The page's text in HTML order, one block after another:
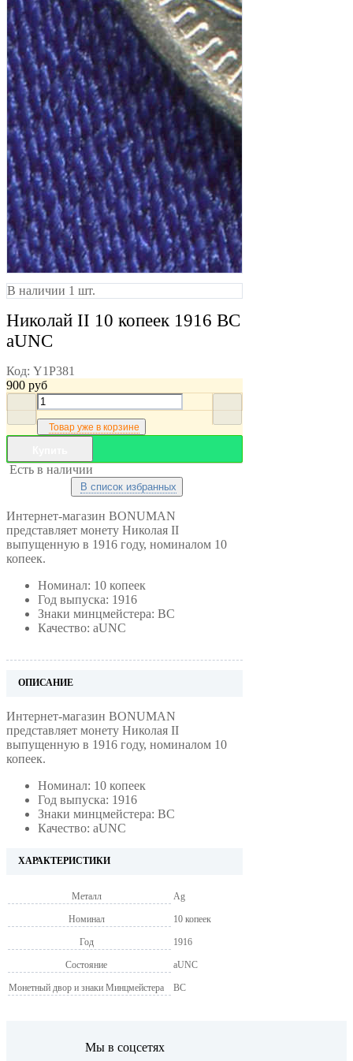
В наличии 1 шт.
Николай II 10 копеек 1916 ВС
aUNC
Код: Y1P381
900 руб
Товар уже в корзине
Есть в наличии
В список избранных
Интернет-магазин BONUMAN
представляет монету Николая II
выпущенную в 1916 году, номиналом 10
копеек.
Номинал: 10 копеек
Год выпуска: 1916
Знаки минцмейстера: ВС
Качество: aUNC
ОПИСАНИЕ
Интернет-магазин BONUMAN
представляет монету Николая II
выпущенную в 1916 году, номиналом 10
копеек.
Номинал: 10 копеек
Год выпуска: 1916
Знаки минцмейстера: ВС
Качество: aUNC
ХАРАКТЕРИСТИКИ
Металл Ag
Номинал 10 копеек
Год 1916
Состояние aUNC
Монетный двор и знаки Минцмейстера ВС
Мы в соцсетях